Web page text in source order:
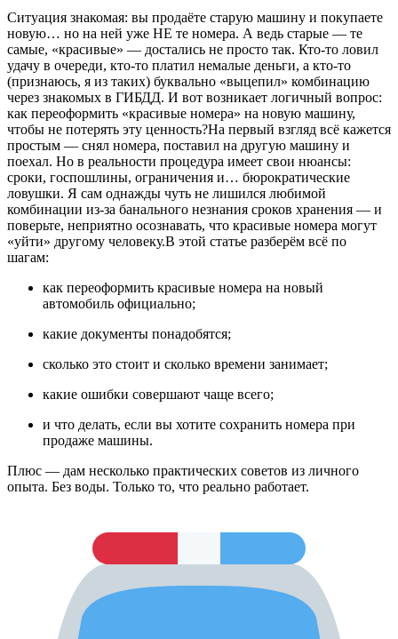
Ситуация знакомая: вы продаёте старую машину и покупаете
новую… но на ней уже НЕ те номера. А ведь старые — те
самые, «красивые» — достались не просто так. Кто-то ловил
удачу в очереди, кто-то платил немалые деньги, а кто-то
(признаюсь, я из таких) буквально «выцепил» комбинацию
через знакомых в ГИБДД. И вот возникает логичный вопрос:
как переоформить «красивые номера» на новую машину,
чтобы не потерять эту ценность?На первый взгляд всё кажется
простым — снял номера, поставил на другую машину и
поехал. Но в реальности процедура имеет свои нюансы:
сроки, госпошлины, ограничения и… бюрократические
ловушки. Я сам однажды чуть не лишился любимой
комбинации из-за банального незнания сроков хранения — и
поверьте, неприятно осознавать, что красивые номера могут
«уйти» другому человеку.В этой статье разберём всё по
шагам:
как переоформить красивые номера на новый
автомобиль официально;
какие документы понадобятся;
сколько это стоит и сколько времени занимает;
какие ошибки совершают чаще всего;
и что делать, если вы хотите сохранить номера при
продаже машины.
Плюс — дам несколько практических советов из личного
опыта. Без воды. Только то, что реально работает.